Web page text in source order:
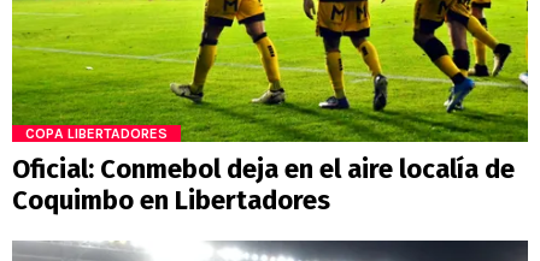
COPA LIBERTADORES
Oficial: Conmebol deja en el aire localía de
Coquimbo en Libertadores